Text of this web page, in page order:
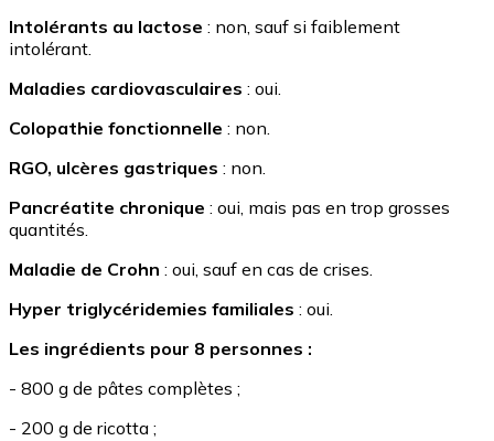
Intolérants au lactose : non, sauf si faiblement
intolérant.
Maladies cardiovasculaires : oui.
Colopathie fonctionnelle : non.
RGO, ulcères gastriques : non.
Pancréatite chronique : oui, mais pas en trop grosses
quantités.
Maladie de Crohn : oui, sauf en cas de crises.
Hyper triglycéridemies familiales : oui.
Les ingrédients pour 8 personnes :
- 800 g de pâtes complètes ;
- 200 g de ricotta ;